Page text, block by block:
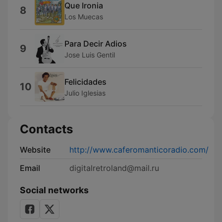
8 Que Ironia
Los Muecas
9 Para Decir Adios
Jose Luis Gentil
10 Felicidades
Julio Iglesias
Contacts
Website
http://www.caferomanticoradio.com/
Email
digitalretroland@mail.ru
Social networks